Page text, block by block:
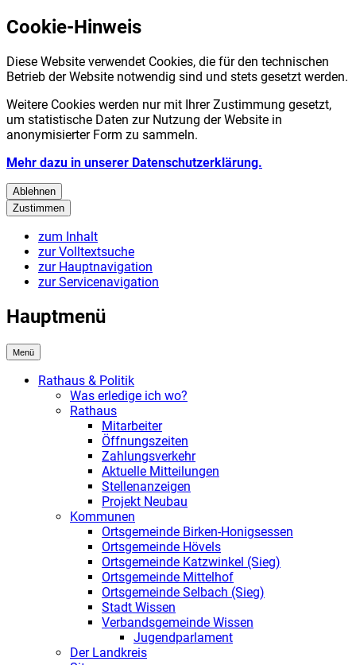
Cookie-Hinweis
Diese Website verwendet Cookies, die für den technischen
Betrieb der Website notwendig sind und stets gesetzt werden.
Weitere Cookies werden nur mit Ihrer Zustimmung gesetzt,
um statistische Daten zur Nutzung der Website in
anonymisierter Form zu sammeln.
Mehr dazu in unserer Datenschutzerklärung.
Ablehnen
Zustimmen
zum Inhalt
zur Volltextsuche
zur Hauptnavigation
zur Servicenavigation
Hauptmenü
Menü
Rathaus & Politik
Was erledige ich wo?
Rathaus
Mitarbeiter
Öffnungszeiten
Zahlungsverkehr
Aktuelle Mitteilungen
Stellenanzeigen
Projekt Neubau
Kommunen
Ortsgemeinde Birken-Honigsessen
Ortsgemeinde Hövels
Ortsgemeinde Katzwinkel (Sieg)
Ortsgemeinde Mittelhof
Ortsgemeinde Selbach (Sieg)
Stadt Wissen
Verbandsgemeinde Wissen
Jugendparlament
Der Landkreis